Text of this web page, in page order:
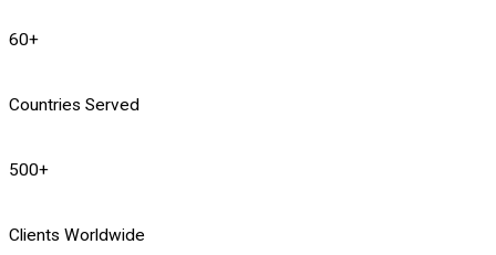
60+
Countries Served
500+
Clients Worldwide